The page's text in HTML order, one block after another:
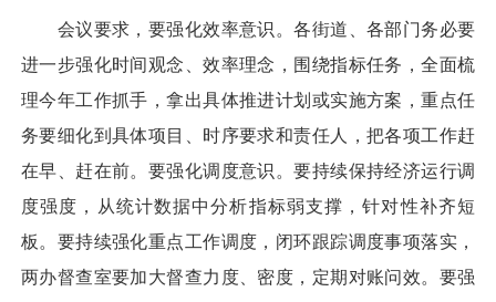
会议要求，要强化效率意识。各街道、各部门务必要
进一步强化时间观念、效率理念，围绕指标任务，全面梳
理今年工作抓手，拿出具体推进计划或实施方案，重点任
务要细化到具体项目、时序要求和责任人，把各项工作赶
在早、赶在前。要强化调度意识。要持续保持经济运行调
度强度，从统计数据中分析指标弱支撑，针对性补齐短
板。要持续强化重点工作调度，闭环跟踪调度事项落实，
两办督查室要加大督查力度、密度，定期对账问效。要强